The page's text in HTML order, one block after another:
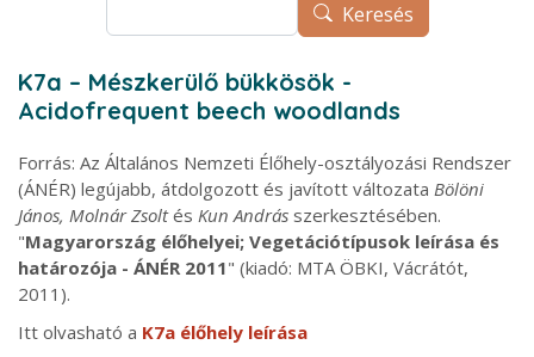
Keresés
K7a – Mészkerülő bükkösök -
Acidofrequent beech woodlands
Forrás: Az Általános Nemzeti Élőhely-osztályozási Rendszer
(ÁNÉR) legújabb, átdolgozott és javított változata Bölöni
János, Molnár Zsoltés Kun András szerkesztésében.
"Magyarország élőhelyei; Vegetációtípusok leírása és
határozója - ÁNÉR 2011" (kiadó: MTA ÖBKI, Vácrátót,
2011).
Itt olvasható a K7a élőhely leírása